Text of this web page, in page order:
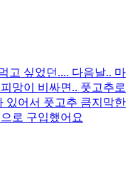
고 싶었던.... 다음날.. 마
망이 비싸면.. 풋고추로
있어서 풋고추 큼지막한
로 구입했어요